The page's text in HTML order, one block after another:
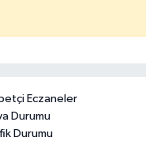
Eczaneler
Durumu
Durumu